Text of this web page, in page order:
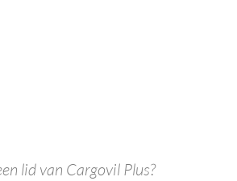
lid van Cargovil Plus?